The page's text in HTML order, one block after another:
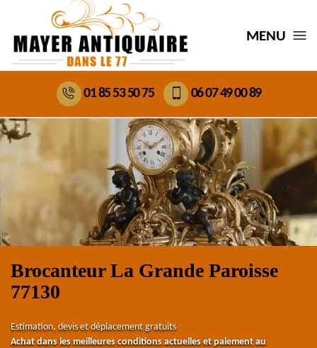
MENU
01 85 53 50 75 06 07 49 00 89
Brocanteur La Grande Paroisse
77130
Estimation, devis et déplacement gratuits
Achat dans les meilleures conditions actuelles et paiement au